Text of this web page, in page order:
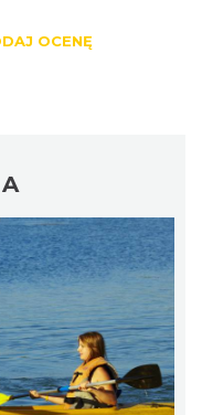
OCENĘ